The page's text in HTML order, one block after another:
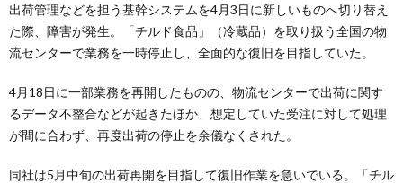
出荷管理などを担う基幹システムを4月3日に新しいものへ切り替え
た際、障害が発生。「チルド食品」（冷蔵品）を取り扱う全国の物
流センターで業務を一時停止し、全面的な復旧を目指していた。
4月18日に一部業務を再開したものの、物流センターで出荷に関す
るデータ不整合などが起きたほか、想定していた受注に対して処理
が間に合わず、再度出荷の停止を余儀なくされた。
同社は5月中旬の出荷再開を目指して復旧作業を急いでいる。「チル